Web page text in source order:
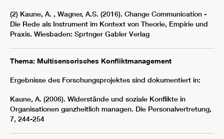
(2) Kaune, A. , Wagner, A.S. (2016). Change Communication -
Die Rede als Instrument im Kontext von Theorie, Empirie und
Praxis. Wiesbaden: Sprtnger Gabler Verlag
Thema: Multisensorisches Konfliktmanagement
Ergebnisse des Forschungsprojektes sind dokumentiert in:
Kaune, A. (2006). Widerstände und soziale Konflikte in
Organisationen ganzheitlich managen. Die Personalvertretung,
7, 244-254